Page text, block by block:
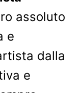
assoluto
e
dalla
e